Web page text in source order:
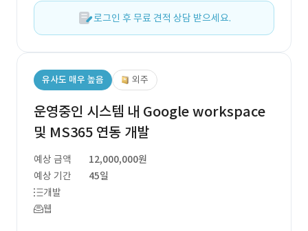
로그인 후 무료 견적 상담 받으세요.
유사도 매우 높음 외주
운영중인 시스템 내 Google workspace
및 MS365 연동 개발
예상 금액
12,000,000원
예상 기간
45일
개발
웹